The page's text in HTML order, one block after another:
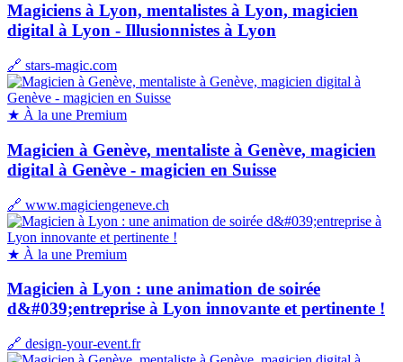
Magiciens à Lyon, mentalistes à Lyon, magicien
digital à Lyon - Illusionnistes à Lyon
🔗 stars-magic.com
★ À la une Premium
Magicien à Genève, mentaliste à Genève, magicien
digital à Genève - magicien en Suisse
🔗 www.magiciengeneve.ch
★ À la une Premium
Magicien à Lyon : une animation de soirée
d&#039;entreprise à Lyon innovante et pertinente !
🔗 design-your-event.fr